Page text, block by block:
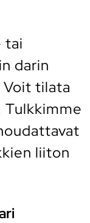
tai
darin
tilata
Tulkkimme
liiton